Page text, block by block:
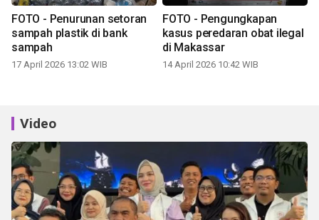
FOTO - Penurunan setoran
sampah plastik di bank
sampah
17 April 2026 13:02 WIB
FOTO - Pengungkapan
kasus peredaran obat ilegal
di Makassar
14 April 2026 10:42 WIB
Video